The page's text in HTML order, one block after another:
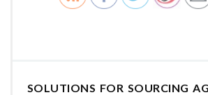
SOLUTIONS FOR SOURCING